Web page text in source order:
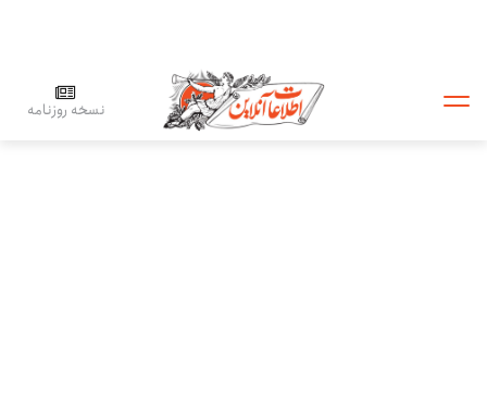
نسخه روزنامه